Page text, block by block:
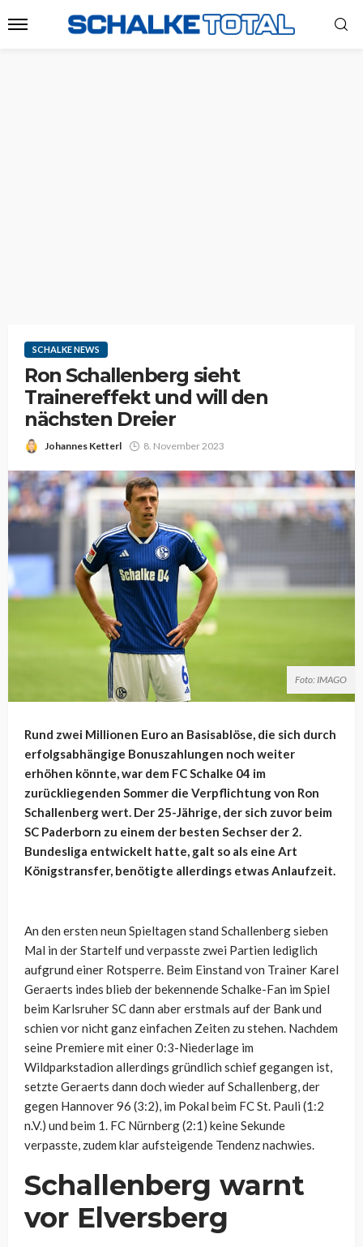
SCHALKE NEWS
Ron Schallenberg sieht
Trainereffekt und will den
nächsten Dreier
Johannes Ketterl 8. November 2023
Foto: IMAGO
Rund zwei Millionen Euro an Basisablöse, die sich durch
erfolgsabhängige Bonuszahlungen noch weiter
erhöhen könnte, war dem FC Schalke 04 im
zurückliegenden Sommer die Verpflichtung von Ron
Schallenberg wert. Der 25-Jährige, der sich zuvor beim
SC Paderborn zu einem der besten Sechser der 2.
Bundesliga entwickelt hatte, galt so als eine Art
Königstransfer, benötigte allerdings etwas Anlaufzeit.
An den ersten neun Spieltagen stand Schallenberg sieben
Mal in der Startelf und verpasste zwei Partien lediglich
aufgrund einer Rotsperre. Beim Einstand von Trainer Karel
Geraerts indes blieb der bekennende Schalke-Fan im Spiel
beim Karlsruher SC dann aber erstmals auf der Bank und
schien vor nicht ganz einfachen Zeiten zu stehen. Nachdem
seine Premiere mit einer 0:3-Niederlage im
Wildparkstadion allerdings gründlich schief gegangen ist,
setzte Geraerts dann doch wieder auf Schallenberg, der
gegen Hannover 96 (3:2), im Pokal beim FC St. Pauli (1:2
n.V.) und beim 1. FC Nürnberg (2:1) keine Sekunde
verpasste, zudem klar aufsteigende Tendenz nachwies.
Schallenberg warnt
vor Elversberg